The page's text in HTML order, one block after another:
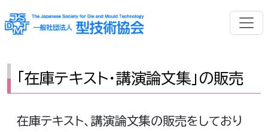
「在庫テキスト・講演論文集」の販売
在庫テキスト、講演論文集の販売をしており